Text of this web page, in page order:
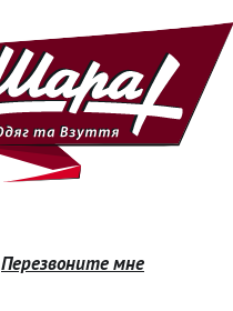
Перезвоните мне